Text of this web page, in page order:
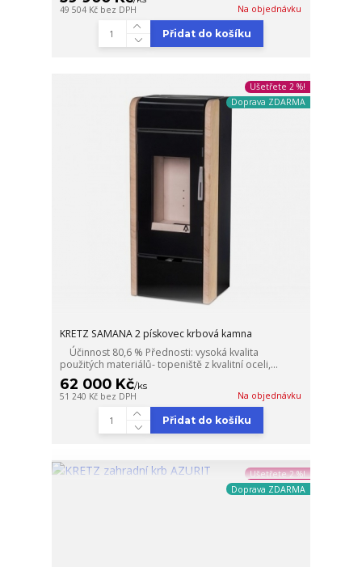
49 504 Kč bez DPH Na objednávku
Přidat do košíku
Ušetřete 2 %!
Doprava ZDARMA
KRETZ SAMANA 2 pískovec krbová kamna
Účinnost 80,6 % Přednosti: vysoká kvalita
použitých materiálů- topeniště z kvalitní oceli,...
62 000 Kč/ks
51 240 Kč bez DPH Na objednávku
Přidat do košíku
Ušetřete 2 %!
Doprava ZDARMA